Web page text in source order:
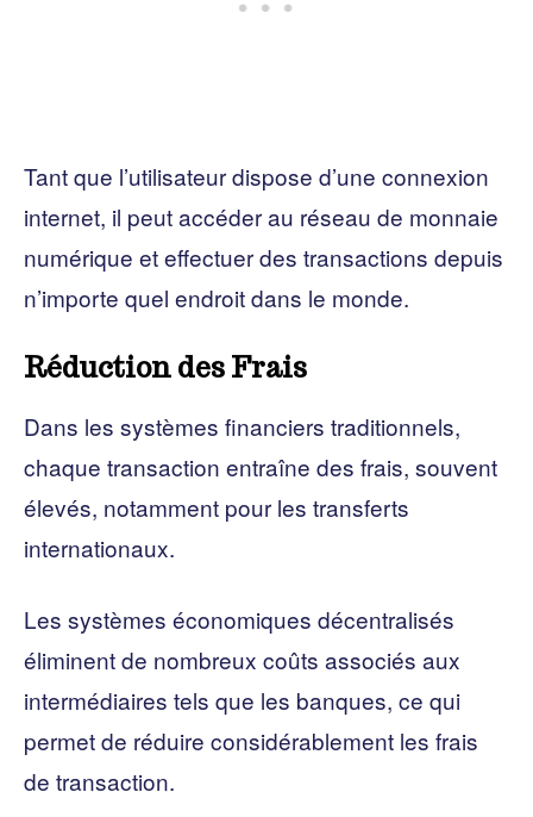
Tant que l’utilisateur dispose d’une connexion
internet, il peut accéder au réseau de monnaie
numérique et effectuer des transactions depuis
n’importe quel endroit dans le monde.
Réduction des Frais
Dans les systèmes financiers traditionnels,
chaque transaction entraîne des frais, souvent
élevés, notamment pour les transferts
internationaux.
Les systèmes économiques décentralisés
éliminent de nombreux coûts associés aux
intermédiaires tels que les banques, ce qui
permet de réduire considérablement les frais
de transaction.